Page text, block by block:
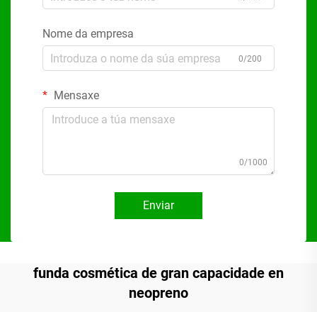
Nome da empresa
0/200
Mensaxe
0/1000
Enviar
funda cosmética de gran capacidade en
neopreno